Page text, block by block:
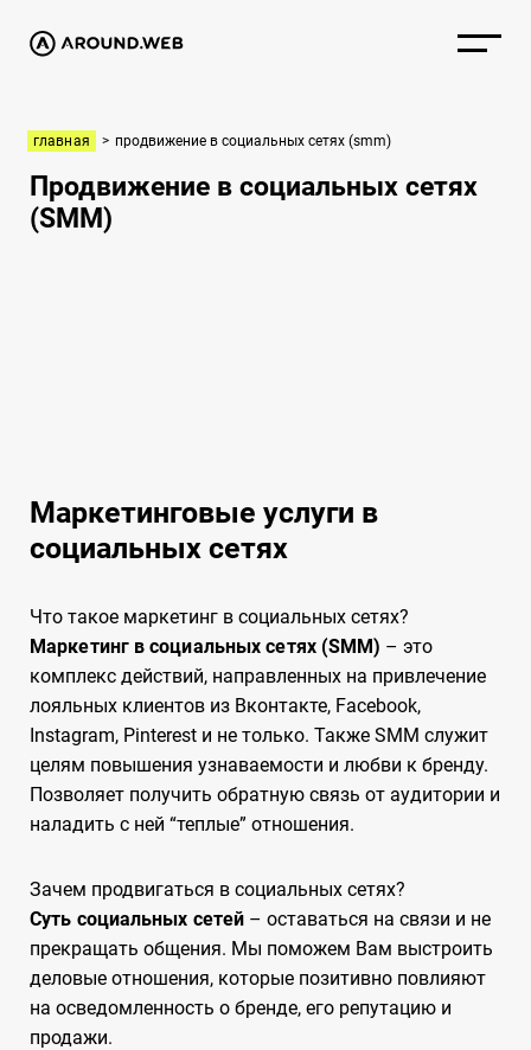
главная > продвижение в социальных сетях (smm)
Продвижение в социальных сетях
(SMM)
Маркетинговые услуги в
социальных сетях
Что такое маркетинг в социальных сетях?
Маркетинг в социальных сетях (SMM) – это
комплекс действий, направленных на привлечение
лояльных клиентов из Вконтакте, Facebook,
Instagram, Pinterest и не только. Также SMM служит
целям повышения узнаваемости и любви к бренду.
Позволяет получить обратную связь от аудитории и
наладить с ней “теплые” отношения.
Зачем продвигаться в социальных сетях?
Суть социальных сетей – оставаться на связи и не
прекращать общения. Мы поможем Вам выстроить
деловые отношения, которые позитивно повлияют
на осведомленность о бренде, его репутацию и
продажи.